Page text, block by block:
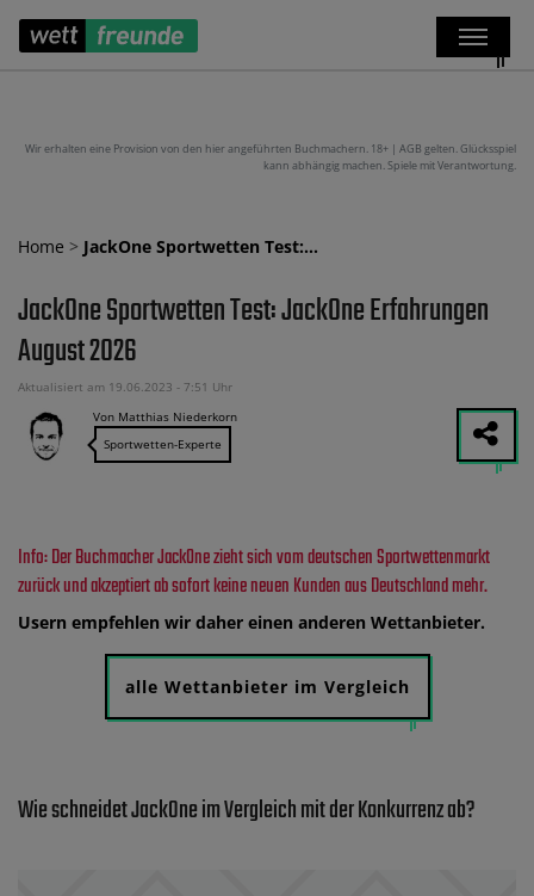
Wir erhalten eine Provision von den hier angeführten Buchmachern. 18+ | AGB gelten. Glücksspiel
kann abhängig machen. Spiele mit Verantwortung.
Home > JackOne Sportwetten Test:…
JackOne Sportwetten Test: JackOne Erfahrungen
August 2026
Aktualisiert am 19.06.2023 - 7:51 Uhr
Von Matthias Niederkorn
Sportwetten-Experte
Info: Der Buchmacher JackOne zieht sich vom deutschen Sportwettenmarkt
zurück und akzeptiert ab sofort keine neuen Kunden aus Deutschland mehr.
Usern empfehlen wir daher einen anderen Wettanbieter.
alle Wettanbieter im Vergleich
Wie schneidet JackOne im Vergleich mit der Konkurrenz ab?